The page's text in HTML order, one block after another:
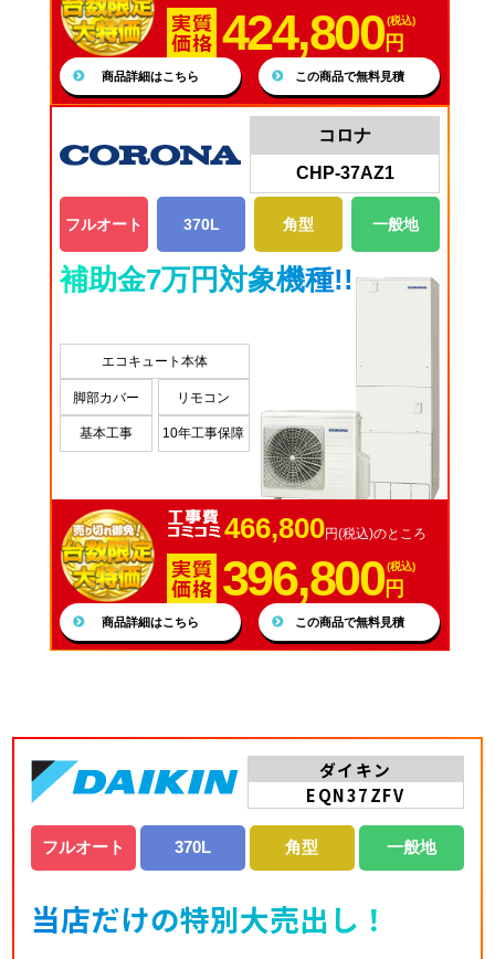
424,800(税込)
円
商品詳細はこちら この商品で無料見積
コロナ
CHP-37AZ1
フルオート 370L 角型 一般地
補助金7万円対象機種!!
エコキュート本体
脚部カバー リモコン
基本工事 10年工事保障
466,800円(税込)のところ
396,800(税込)
円
商品詳細はこちら この商品で無料見積
ダイキン
EQN37ZFV
フルオート 370L 角型 一般地
当店だけの特別大売出し！